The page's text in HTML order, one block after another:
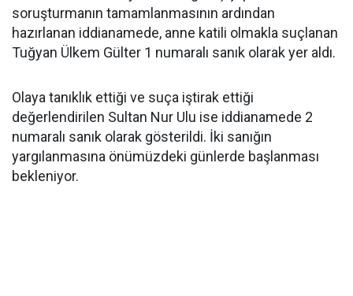
soruşturmanın tamamlanmasının ardından
hazırlanan iddianamede, anne katili olmakla suçlanan
Tuğyan Ülkem Gülter 1 numaralı sanık olarak yer aldı.
Olaya tanıklık ettiği ve suça iştirak ettiği
değerlendirilen Sultan Nur Ulu ise iddianamede 2
numaralı sanık olarak gösterildi. İki sanığın
yargılanmasına önümüzdeki günlerde başlanması
bekleniyor.